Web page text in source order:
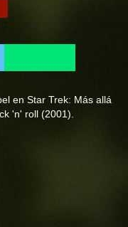
en Star Trek: Más allá
'n' roll (2001).